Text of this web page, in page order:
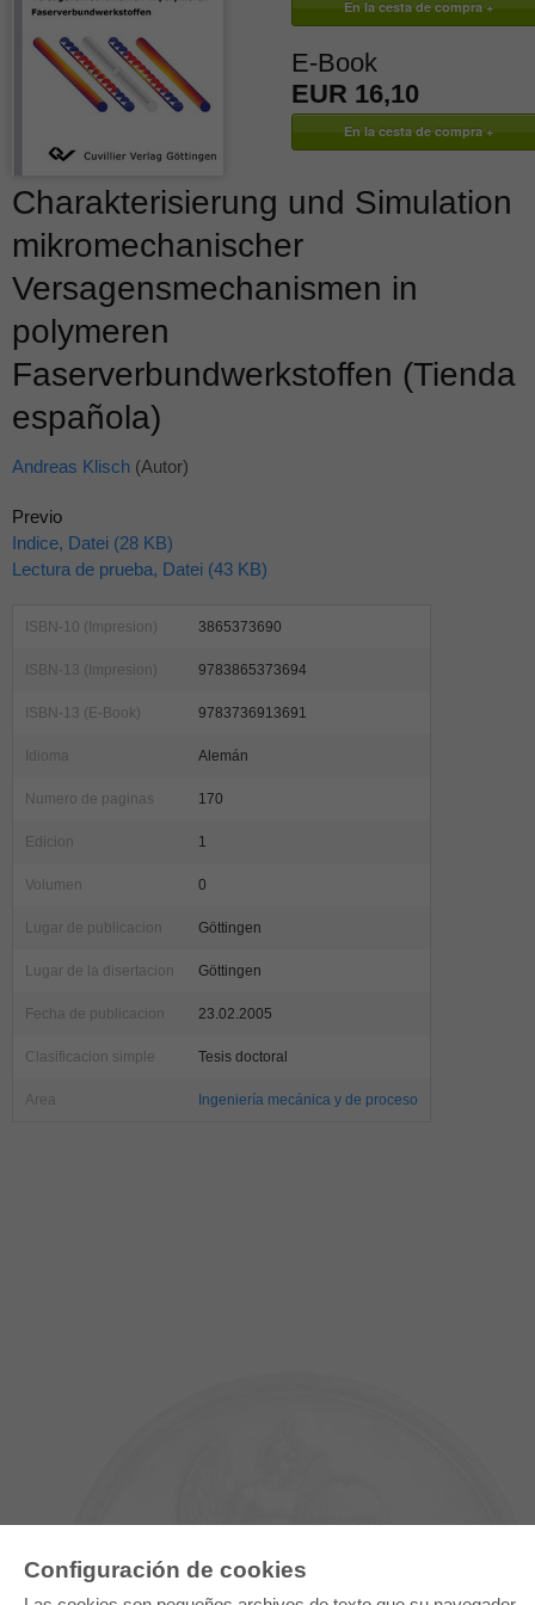
Configuración de cookies
E-Book
EUR 16,10
Charakterisierung und Simulation
mikromechanischer
Versagensmechanismen in
polymeren
Faserverbundwerkstoffen (Tienda
española)
Andreas Klisch (Autor)
Previo
Indice, Datei (28 KB)
Lectura de prueba, Datei (43 KB)
ISBN-10 (Impresion) 3865373690
ISBN-13 (Impresion) 9783865373694
ISBN-13 (E-Book) 9783736913691
Idioma Alemán
Numero de paginas 170
Edicion 1
Volumen 0
Lugar de publicacion Göttingen
Lugar de la disertacion Göttingen
Fecha de publicacion 23.02.2005
Clasificacion simple Tesis doctoral
Area Ingeniería mecánica y de proceso